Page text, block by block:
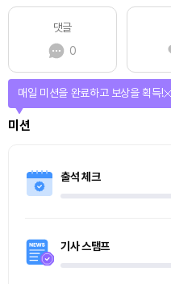
댓글
0
미션
매일 미션을 완료하고 보상을 획득!
출석 체크
기사 스탬프